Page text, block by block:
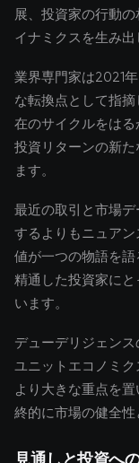
展、投資家の行動
イナミクスを生み出
業界専門家は2021
な転換点として指
在のサイクルをはる
投資リターンの新
ます。
最近の取引と市場
するよりもニュア
値が一つの物語を
精通した投資家に
います。
デューデリジェンス
ユニットエコノミ
より大きな重点を
終的に市場の健全性
見通しと投資へ